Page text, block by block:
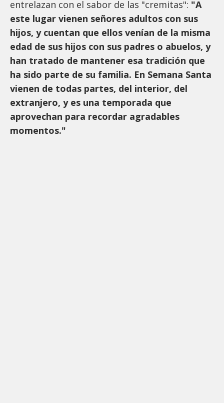
entrelazan con el sabor de las "cremitas": "A
este lugar vienen señores adultos con sus
hijos, y cuentan que ellos venían de la misma
edad de sus hijos con sus padres o abuelos, y
han tratado de mantener esa tradición que
ha sido parte de su familia. En Semana Santa
vienen de todas partes, del interior, del
extranjero, y es una temporada que
aprovechan para recordar agradables
momentos."